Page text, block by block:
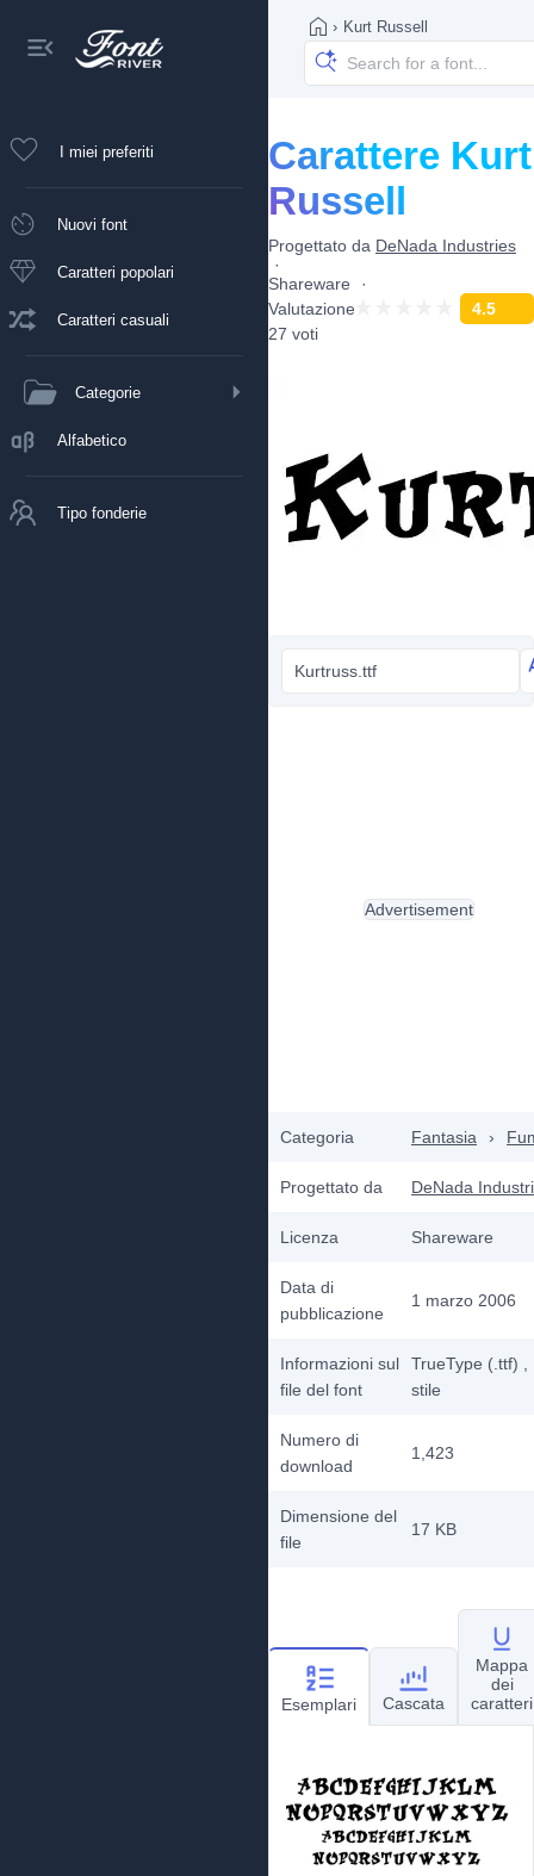
I miei preferiti
Nuovi font
Caratteri popolari
Caratteri casuali
Categorie
Alfabetico
Tipo fonderie
› Kurt Russell
Carattere Kurt
Russell
Progettato da DeNada Industries
Shareware
Valutazione
4.5
27 voti
Kurtruss.ttf
Categoria Fantasia ›
Progettato da DeNada
Licenza Shareware
Data di
pubblicazione
1 marzo 2006
Informazioni sul
file del font
TrueType (.ttf)
stile
Numero di
download
1,423
Dimensione del
file
17 KB
Advertisement
Esemplari Cascata
Mappa
dei
caratteri